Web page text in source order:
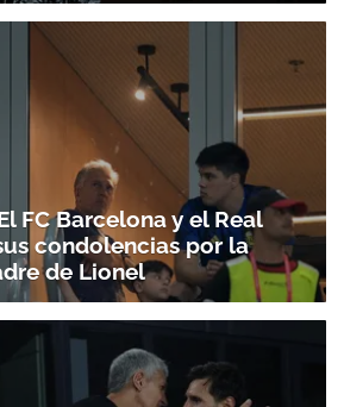
FC Barcelona y el Real
condolencias por la
de Lionel